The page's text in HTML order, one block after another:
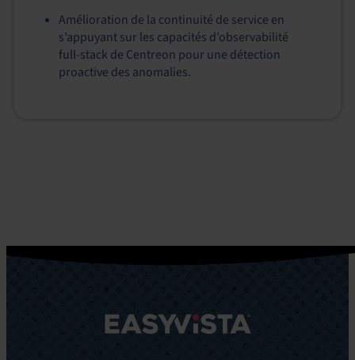
Amélioration de la continuité de service en
s’appuyant sur les capacités d’observabilité
full‑stack de Centreon pour une détection
proactive des anomalies.